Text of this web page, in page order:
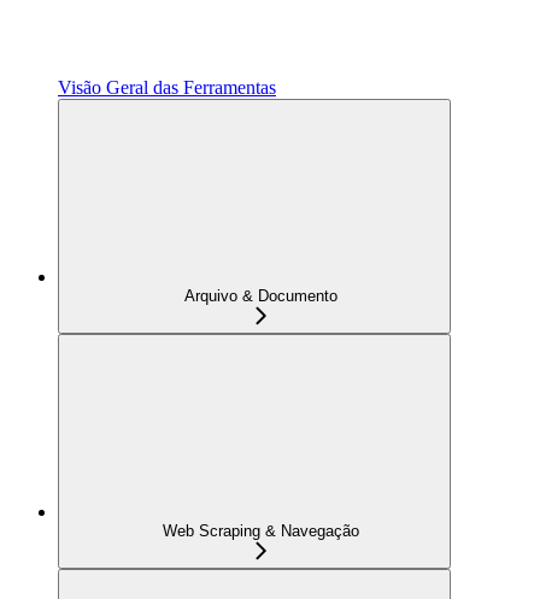
Visão Geral das Ferramentas
Arquivo & Documento
Web Scraping & Navegação